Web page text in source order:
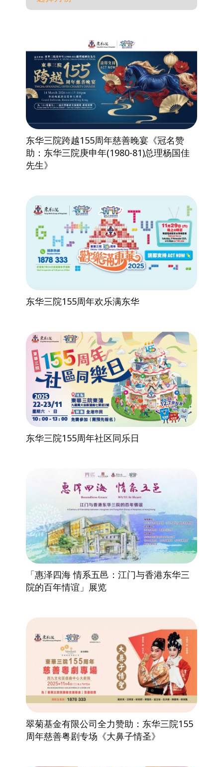
东华三院跨越155周年慈善晚宴《冠名赞
助：东华三院庚申年(1980-81)总理杨国佳
先生》
东华三院155周年欢乐满东华
东华三院155周年社区同乐日
「惠泽四海 情系五邑：江门与香港东华三
院的百年情谊」展览
翠菊基金有限公司全力赞助：东华三院155
周年慈善粤剧专场《大鼻子情圣》